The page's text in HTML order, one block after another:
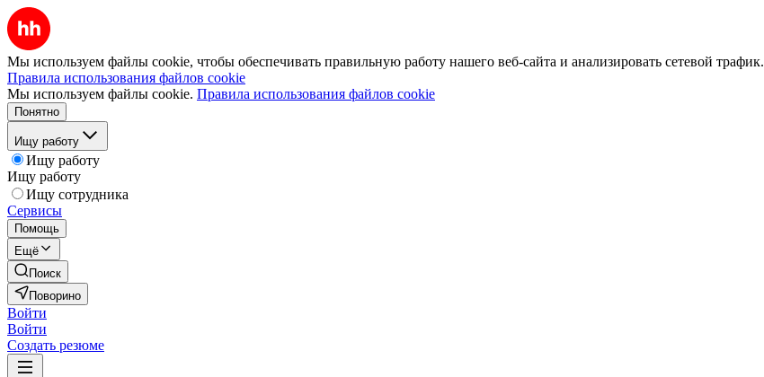
Мы используем файлы cookie, чтобы обеспечивать правильную работу нашего веб-сайта и анализировать сетевой трафик.
Правила использования файлов cookie
Мы используем файлы cookie. Правила использования файлов cookie
Понятно
Ищу работу
Ищу работу
Ищу работу
Ищу сотрудника
Сервисы
Помощь
Ещё
Поиск
Поворино
Войти
Войти
Создать резюме